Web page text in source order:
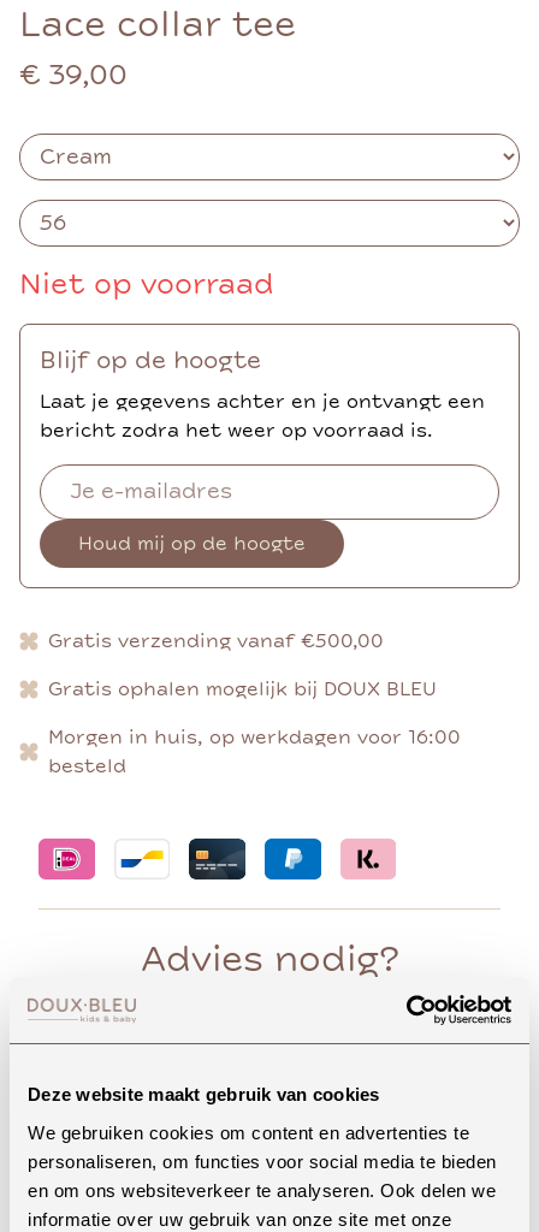
Deze website maakt gebruik van cookies
We gebruiken cookies om content en advertenties te
personaliseren, om functies voor social media te bieden
en om ons websiteverkeer te analyseren. Ook delen we
informatie over uw gebruik van onze site met onze
Lace collar tee
€ 39,00
Niet op voorraad
Blijf op de hoogte
Laat je gegevens achter en je ontvangt een
bericht zodra het weer op voorraad is.
Houd mij op de hoogte
Gratis verzending vanaf €500,00
Gratis ophalen mogelijk bij DOUX BLEU
Morgen in huis, op werkdagen voor 16:00
besteld
Advies nodig?
Whatsapp
Onze winkel in Uden